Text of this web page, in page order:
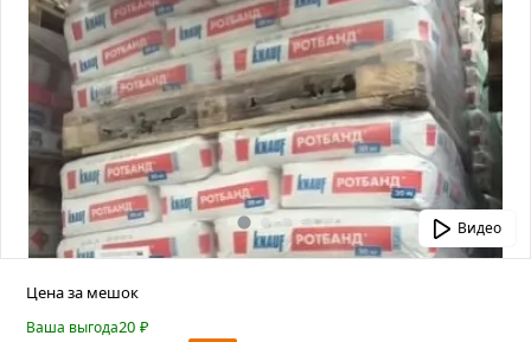
Видео
Цена за мешок
Ваша выгода20 ₽